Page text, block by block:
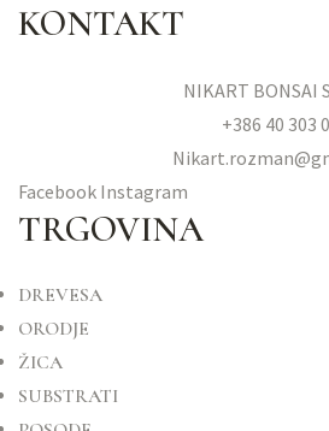
KONTAKT
NIKART BONSAI
+386 40 303
Facebook Instagram
TRGOVINA
DREVESA
ORODJE
ŽICA
SUBSTRATI